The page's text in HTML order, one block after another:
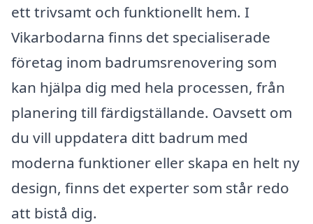
ett trivsamt och funktionellt hem. I
Vikarbodarna finns det specialiserade
företag inom badrumsrenovering som
kan hjälpa dig med hela processen, från
planering till färdigställande. Oavsett om
du vill uppdatera ditt badrum med
moderna funktioner eller skapa en helt ny
design, finns det experter som står redo
att bistå dig.